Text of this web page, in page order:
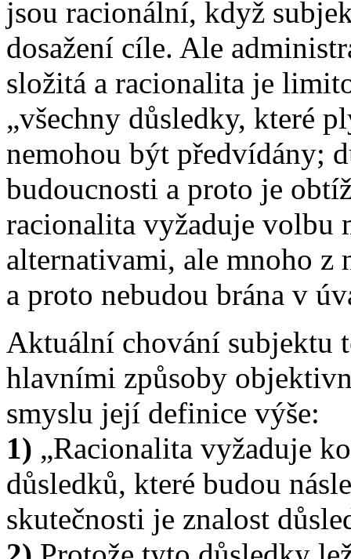
jsou racionální, když
dosažení cíle. Ale
složitá a racionalita je
„všechny důsledky, které
nemohou být předvídány;
budoucnosti a proto je
racionalita vyžaduje volbu
alternativami, ale mnoho
a proto nebudou brána v
Aktuální chování subjektu
hlavními způsoby
smyslu její definice výše:
1) „Racionalita vyžaduje
důsledků, které budou
skutečnosti je znalost